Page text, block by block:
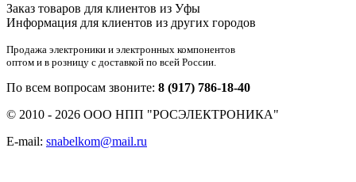
Заказ товаров для клиентов из Уфы
Информация для клиентов из других городов
Продажа электроники и электронных компонентов
оптом и в розницу с доставкой по всей России.
По всем вопросам звоните: 8 (917) 786-18-40
© 2010 - 2026 ООО НПП "РОСЭЛЕКТРОНИКА"
E-mail: snabelkom@mail.ru